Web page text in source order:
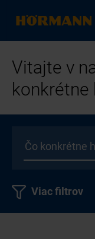
Vitajte v
konkrétne
Viac filtrov